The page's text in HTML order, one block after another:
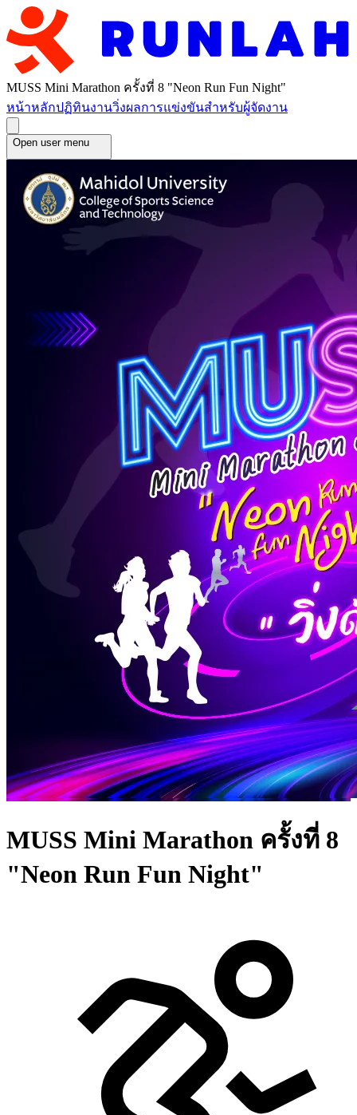
MUSS Mini Marathon ครั้งที่ 8 "Neon Run Fun Night"
หน้าหลักปฏิทินงานวิ่งผลการแข่งขันสำหรับผู้จัดงาน
Open user menu
MUSS Mini Marathon ครั้งที่ 8
"Neon Run Fun Night"